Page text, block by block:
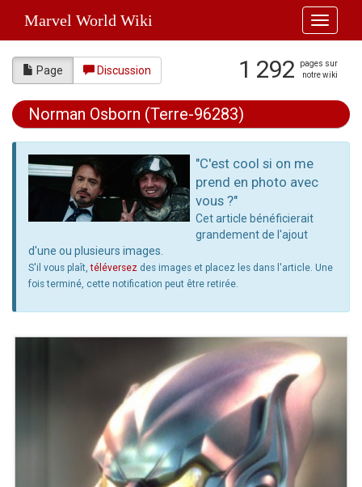
Toggle
Marvel World Wiki
Page Discussion 1 292
pages sur
notre wiki
Norman Osborn (Terre-96283)
"C'est cool si on me
prend en photo avec
vous ?"
Cet article bénéficierait
grandement de l'ajout
d'une ou plusieurs images.
S'il vous plaît,téléversez des images et placez les dans l'article. Une
fois terminé, cette notification peut être retirée.